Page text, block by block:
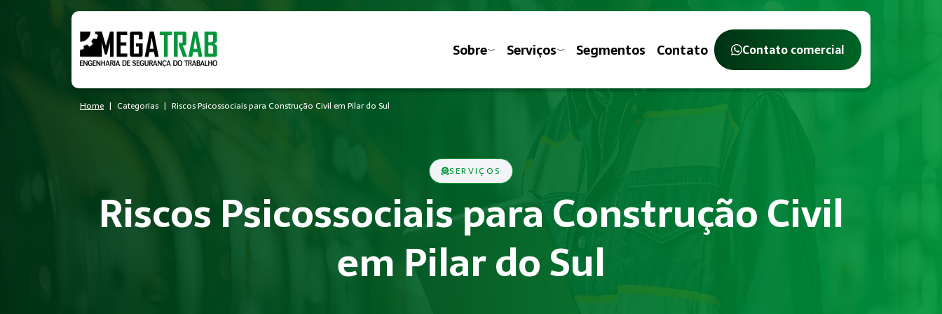
Sobre Serviços Segmentos Contato Contato comercial
Home Categorias Riscos Psicossociais para Construção Civil em Pilar do Sul
SERVIÇOS
Riscos Psicossociais para Construção Civil
em Pilar do Sul